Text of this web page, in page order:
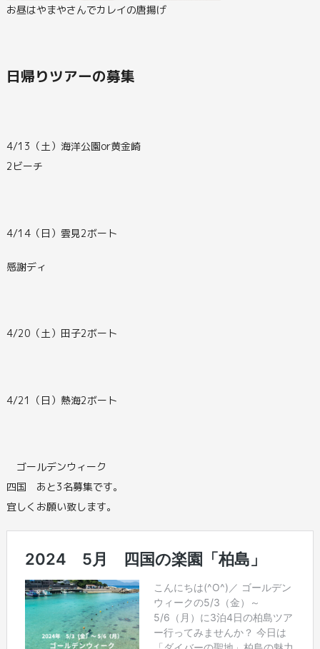
お昼はやまやさんでカレイの唐揚げ
日帰りツアーの募集
4/13（土）海洋公園or黄金崎
2ビーチ
4/14（日）雲見2ボート
感謝ディ
4/20（土）田子2ボート
4/21（日）熱海2ボート
ゴールデンウィーク
四国 あと3名募集です。
宜しくお願い致します。